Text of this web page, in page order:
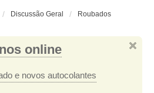
Discussão Geral Roubados
online
e novos autocolantes